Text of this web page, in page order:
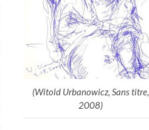
(Witold Urbanowicz, Sans titre,
2008)